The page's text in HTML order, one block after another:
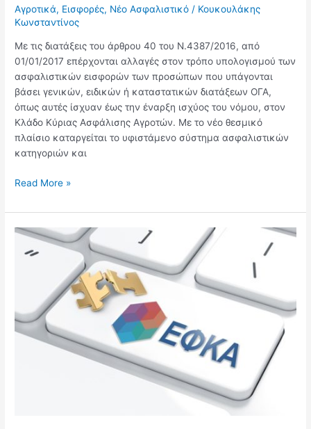
Αγροτικά, Εισφορές, Νέο Ασφαλιστικό / Κουκουλάκης
Κωνσταντίνος
Με τις διατάξεις του άρθρου 40 του Ν.4387/2016, από
01/01/2017 επέρχονται αλλαγές στον τρόπο υπολογισμού των
ασφαλιστικών εισφορών των προσώπων που υπάγονται
βάσει γενικών, ειδικών ή καταστατικών διατάξεων ΟΓΑ,
όπως αυτές ίσχυαν έως την έναρξη ισχύος του νόμου, στον
Κλάδο Κύριας Ασφάλισης Αγροτών. Με το νέο θεσμικό
πλαίσιο καταργείται το υφιστάμενο σύστημα ασφαλιστικών
κατηγοριών και
Read More »
Ενιαίοι
κανόνες
ασφαλιστικών
εισφορών
Ελευθέρων
Επαγγελματιών
Αυτοαπασχολούμενων